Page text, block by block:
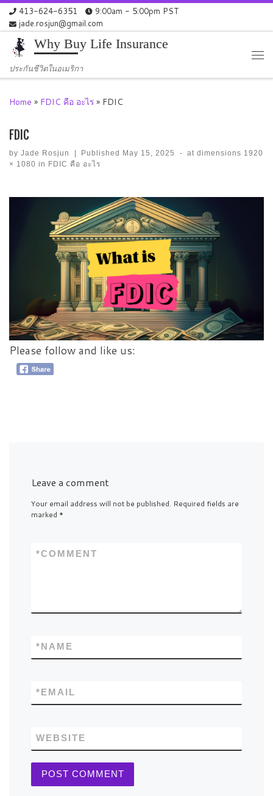
Skip to content
413-624-6351
9:00am - 5:00pm PST
jade.rosjun@gmail.com
Why Buy Life Insurance
ประกันชีวิตในอเมริกา
Home » FDIC คือ อะไร » FDIC
FDIC
by Jade Rosjun Published May 15, 2025 - at dimensions 1920
× 1080 in FDIC คือ อะไร
Images navigation
Please follow and like us:
Leave a comment
Your email address will not be published. Required fields are
marked *
COMMENT
*
NAME
*
EMAIL
*
WEBSITE